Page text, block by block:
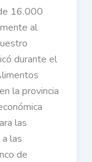
16.000
al
durante el
la provincia
las
las
de